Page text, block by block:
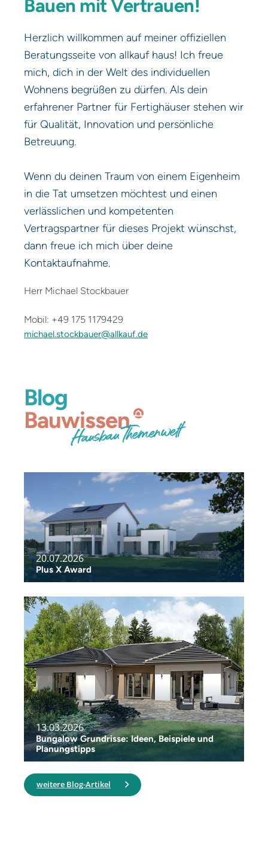
Bauen mit Vertrauen!
Herzlich willkommen auf meiner offiziellen
Beratungsseite von allkauf haus! Ich freue
mich, dich in der Welt des individuellen
Wohnens begrüßen zu dürfen. Als dein
erfahrener Partner für Fertighäuser stehen wir
für Qualität, Innovation und persönliche
Betreuung.
Wenn du deinen Traum von einem Eigenheim
in die Tat umsetzen möchtest und einen
verlässlichen und kompetenten
Vertragspartner für dieses Projekt wünschst,
dann freue ich mich über deine
Kontaktaufnahme.
Herr Michael Stockbauer
Mobil: +49 175 1179429
michael.stockbauer@allkauf.de
Blog
Bauwissen
Hausbau Themenwelt
20.07.2026
Plus X Award
13.03.2026
Bungalow Grundrisse: Ideen, Beispiele und
Planungstipps
weitere Blog-Artikel